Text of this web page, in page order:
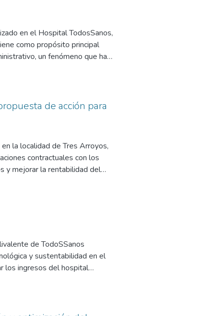
en el Hospital TodosSanos,
como propósito principal
un fenómeno que ha
de dichas estrategias,
la estabilización del equipo
de los usuarios del
de acción para
la localidad de Tres Arroyos,
contractuales con los
y mejorar la rentabilidad del
y así actualizar el
meses para encontrar los
de atenciones
una correcta recuperación
de TodoSSanos
y sustentabilidad en el
los ingresos del hospital
clínicos, hematológicos y
ambiente.